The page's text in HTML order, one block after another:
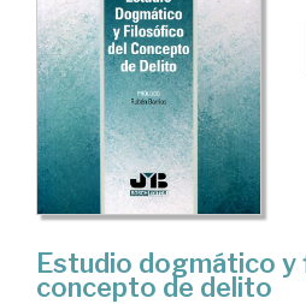
Estudio dogmático
concepto de delito